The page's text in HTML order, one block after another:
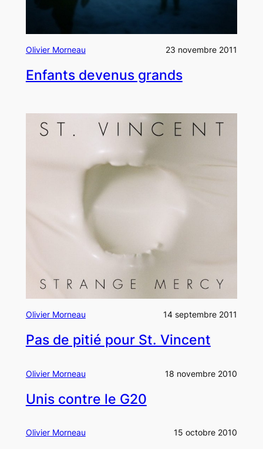
Olivier Morneau 23 novembre 2011
Enfants devenus grands
Olivier Morneau 14 septembre 2011
Pas de pitié pour St. Vincent
Olivier Morneau 18 novembre 2010
Unis contre le G20
Olivier Morneau 15 octobre 2010